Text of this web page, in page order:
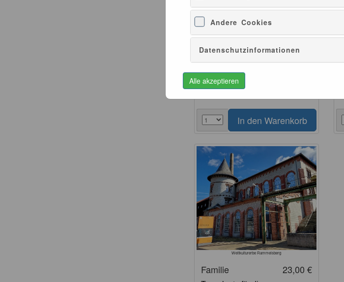
Andere Cookies
Datenschutzinformationen
Alle akzeptieren
10,00 €
Erwachsene
Tageskarte für die Museumshäuser
über Tage ohne Führung
Weltkulturerbe Rammelsberg
23,00 €
Familie